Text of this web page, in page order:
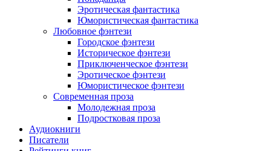
Эротическая фантастика
Юмористическая фантастика
Любовное фэнтези
Городское фэнтези
Историческое фэнтези
Приключенческое фэнтези
Эротическое фэнтези
Юмористическое фэнтези
Современная проза
Молодежная проза
Подростковая проза
Аудиокниги
Писатели